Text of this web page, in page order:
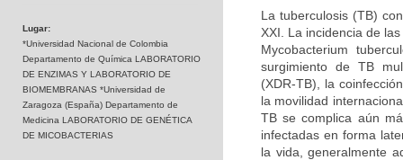
Lugar:
*Universidad Nacional de Colombia
Departamento de Química LABORATORIO
DE ENZIMAS Y LABORATORIO DE
BIOMEMBRANAS *Universidad de
Zaragoza (España) Departamento de
Medicina LABORATORIO DE GENÉTICA
DE MICOBACTERIAS
La tuberculosis (TB)
XXI. La incidencia de
Mycobacterium
surgimiento de TB
(XDR-TB), la
la movilidad
TB se complica aún
infectadas en forma
la vida, generalmente